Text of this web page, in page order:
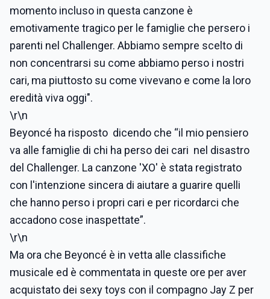
momento incluso in questa canzone è
emotivamente tragico per le famiglie che persero i
parenti nel Challenger. Abbiamo sempre scelto di
non concentrarsi su come abbiamo perso i nostri
cari, ma piuttosto su come vivevano e come la loro
eredità viva oggi".
\r\n
Beyoncé ha risposto dicendo che “il mio pensiero
va alle famiglie di chi ha perso dei cari nel disastro
del Challenger. La canzone 'XO' è stata registrato
con l'intenzione sincera di aiutare a guarire quelli
che hanno perso i propri cari e per ricordarci che
accadono cose inaspettate”.
\r\n
Ma ora che Beyoncé è in vetta alle classifiche
musicale ed è commentata in queste ore per aver
acquistato dei sexy toys con il compagno Jay Z per